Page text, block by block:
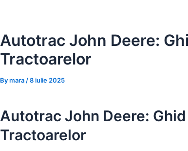
Autotrac John Deere:
Tractoarelor
Bymara /8 iulie 2025
Autotrac John Deere:
Tractoarelor